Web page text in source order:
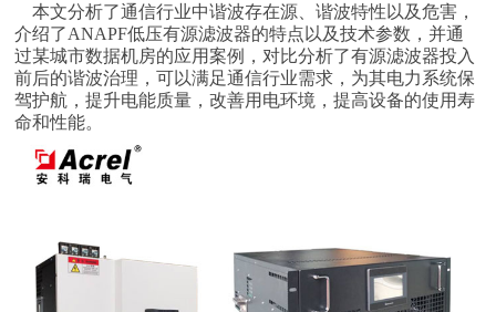
本文分析了通信行业中谐波存在源、谐波特性以及危害，
介绍了ANAPF低压有源滤波器的特点以及技术参数，并通
过某城市数据机房的应用案例，对比分析了有源滤波器投入
前后的谐波治理，可以满足通信行业需求，为其电力系统保
驾护航，提升电能质量，改善用电环境，提高设备的使用寿
命和性能。